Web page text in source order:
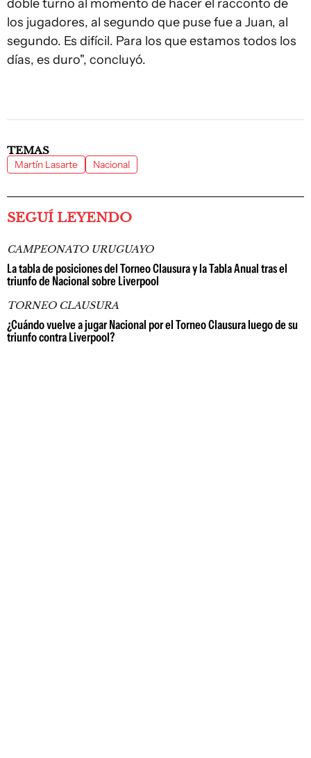
doble turno al momento de hacer el racconto de
los jugadores, al segundo que puse fue a Juan, al
segundo. Es difícil. Para los que estamos todos los
días, es duro", concluyó.
TEMAS
Martín Lasarte Nacional
SEGUÍ LEYENDO
CAMPEONATO URUGUAYO
La tabla de posiciones del Torneo Clausura y la Tabla Anual tras el
triunfo de Nacional sobre Liverpool
TORNEO CLAUSURA
¿Cuándo vuelve a jugar Nacional por el Torneo Clausura luego de su
triunfo contra Liverpool?